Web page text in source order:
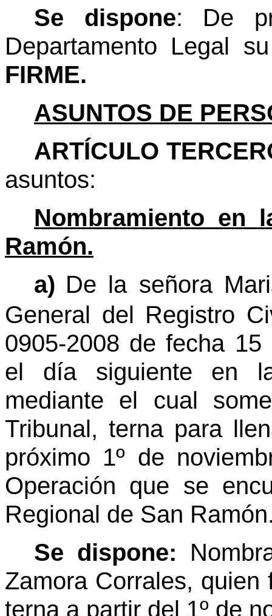
Se dispone: De
Departamento Legal
FIRME.
ASUNTOS DE
ARTÍCULO
asuntos:
Nombramiento en
Ramón.
a) De la señora
General del Registro
0905-2008 de fecha
el día siguiente en
mediante el cual
Tribunal, terna para
próximo 1º de
Operación que se
Regional de San
Se dispone:
Zamora Corrales,
terna a partir del 1º de